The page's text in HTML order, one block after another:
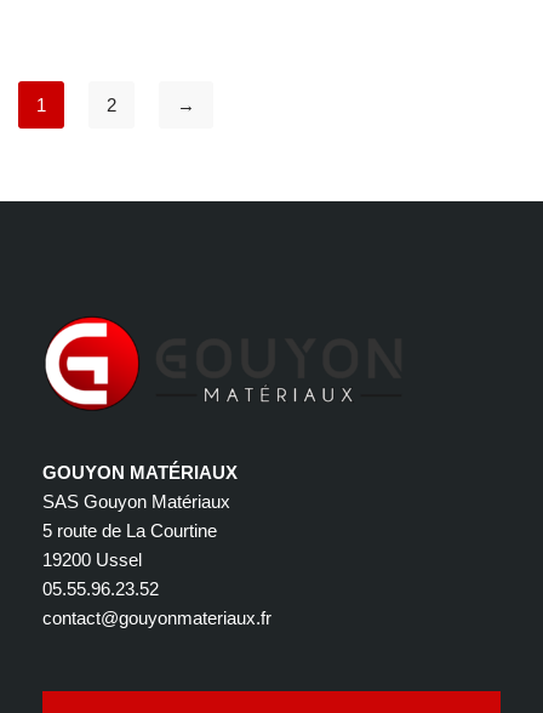
1 2 →
GOUYON MATÉRIAUX
SAS Gouyon Matériaux
5 route de La Courtine
19200 Ussel
05.55.96.23.52
contact@gouyonmateriaux.fr